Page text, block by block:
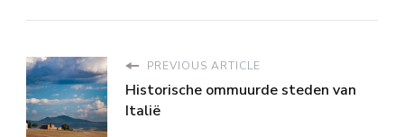
PREVIOUS ARTICLE
Historische ommuurde steden van
Italië